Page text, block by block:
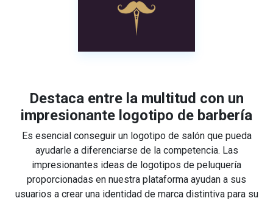
Destaca entre la multitud con un
impresionante logotipo de barbería
Es esencial conseguir un logotipo de salón que pueda
ayudarle a diferenciarse de la competencia. Las
impresionantes ideas de logotipos de peluquería
proporcionadas en nuestra plataforma ayudan a sus
usuarios a crear una identidad de marca distintiva para su